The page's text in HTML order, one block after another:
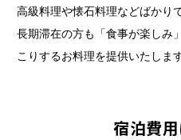
高級料理や懐石料理などばかり
長期滞在の方も「食事が楽しみ
こりするお料理を提供いたします
宿泊費